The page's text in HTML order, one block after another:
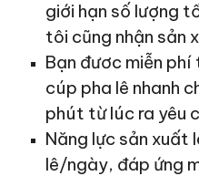
giới hạn số lượng
tôi cũng nhận sản
Bạn đươc miễn phí
cúp pha lê nhanh
phút từ lúc ra yêu
Năng lực sản xuất
lê/ngày, đáp ứng